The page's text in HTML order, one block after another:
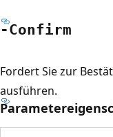
-Confirm
Fordert Sie zur
ausführen.